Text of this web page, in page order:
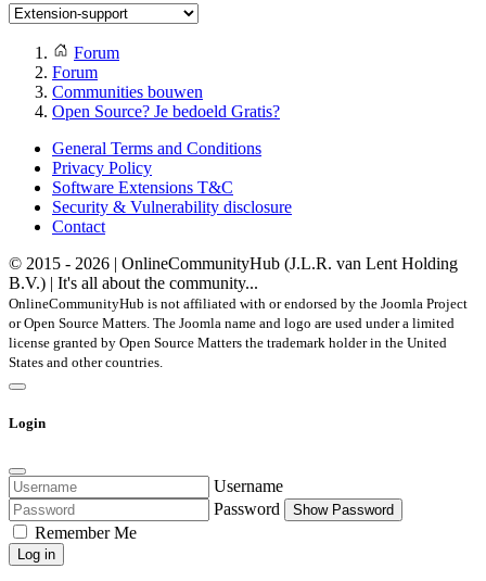
Forum
Forum
Communities bouwen
Open Source? Je bedoeld Gratis?
General Terms and Conditions
Privacy Policy
Software Extensions T&C
Security & Vulnerability disclosure
Contact
© 2015 - 2026 | OnlineCommunityHub (J.L.R. van Lent Holding
B.V.) | It's all about the community...
OnlineCommunityHub is not affiliated with or endorsed by the Joomla Project
or Open Source Matters. The Joomla name and logo are used under a limited
license granted by Open Source Matters the trademark holder in the United
States and other countries.
Login
Username
Password
Show Password
Remember Me
Log in